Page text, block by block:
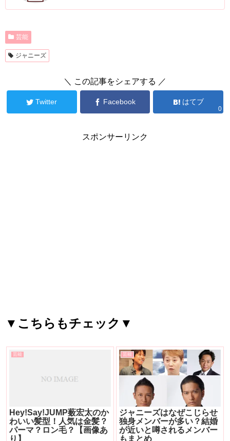
芸能
ジャニーズ
＼ この記事をシェアする ／
Twitter Facebook はてブ
0
スポンサーリンク
▼こちらもチェック▼
芸能
Hey!Say!JUMP薮宏太のか
わいい髪型！人気は金髪？
パーマ？ロン毛？【画像あ
り】
芸能
ジャニーズはなぜこじらせ
独身メンバーが多い？結婚
が近いと噂されるメンバー
もまとめ